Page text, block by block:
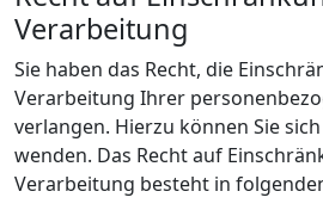
Verarbeitung
Sie haben das Recht, die
Verarbeitung Ihrer
verlangen. Hierzu können Sie
wenden. Das Recht auf
Verarbeitung besteht in